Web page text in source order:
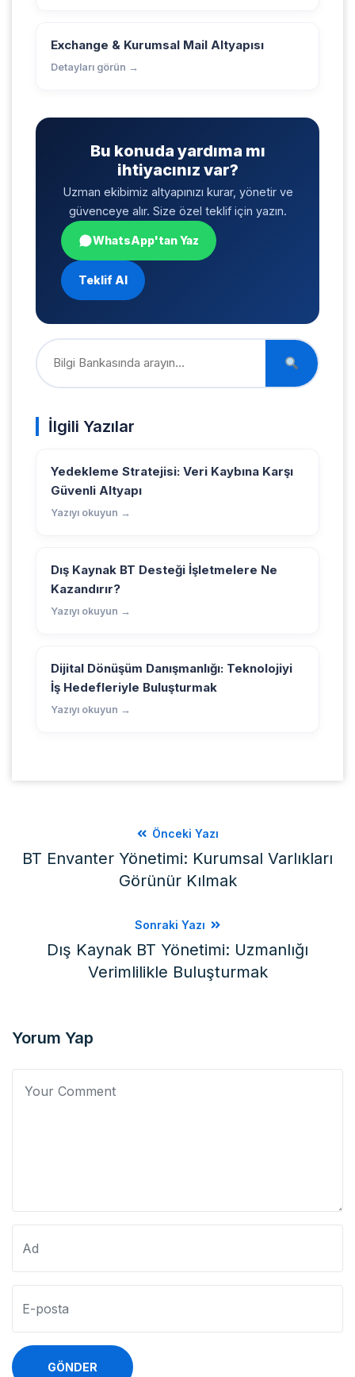
Exchange & Kurumsal Mail Altyapısı
Detayları görün →
Bu konuda yardıma mı
ihtiyacınız var?
Uzman ekibimiz altyapınızı kurar, yönetir ve
güvenceye alır. Size özel teklif için yazın.
WhatsApp'tan Yaz
Teklif Al
İlgili Yazılar
Yedekleme Stratejisi: Veri Kaybına Karşı
Güvenli Altyapı
Yazıyı okuyun →
Dış Kaynak BT Desteği İşletmelere Ne
Kazandırır?
Yazıyı okuyun →
Dijital Dönüşüm Danışmanlığı: Teknolojiyi
İş Hedefleriyle Buluşturmak
Yazıyı okuyun →
Önceki Yazı
BT Envanter Yönetimi: Kurumsal Varlıkları
Görünür Kılmak
Sonraki Yazı
Dış Kaynak BT Yönetimi: Uzmanlığı
Verimlilikle Buluşturmak
Yorum Yap
GÖNDER